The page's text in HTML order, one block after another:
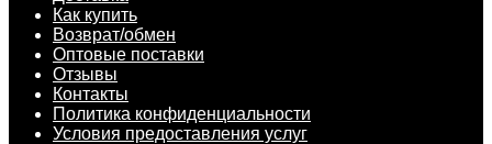
Как купить
Возврат/обмен
Оптовые поставки
Отзывы
Контакты
Политика конфиденциальности
Условия предоставления услуг